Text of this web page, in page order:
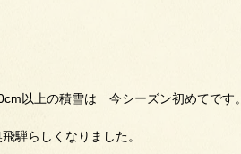
以上の積雪は　今シーズン初めてです。
飛騨らしくなりました。